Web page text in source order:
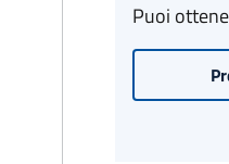
Puoi